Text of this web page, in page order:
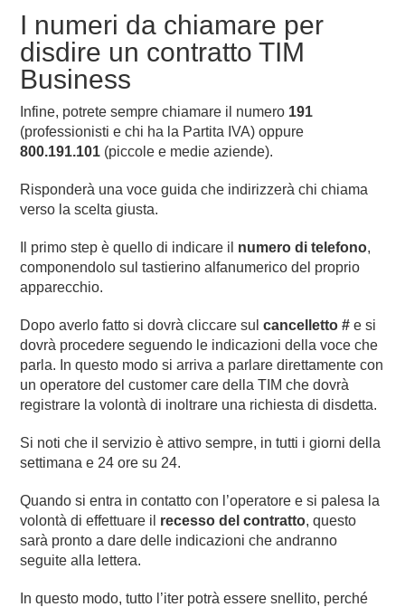
I numeri da chiamare per
disdire un contratto TIM
Business
Infine, potrete sempre chiamare il numero 191
(professionisti e chi ha la Partita IVA) oppure
800.191.101 (piccole e medie aziende).
Risponderà una voce guida che indirizzerà chi chiama
verso la scelta giusta.
Il primo step è quello di indicare il numero di telefono,
componendolo sul tastierino alfanumerico del proprio
apparecchio.
Dopo averlo fatto si dovrà cliccare sulcancelletto # e si
dovrà procedere seguendo le indicazioni della voce che
parla. In questo modo si arriva a parlare direttamente con
un operatore del customer care della TIM che dovrà
registrare la volontà di inoltrare una richiesta di disdetta.
Si noti che il servizio è attivo sempre, in tutti i giorni della
settimana e 24 ore su 24.
Quando si entra in contatto con l’operatore e si palesa la
volontà di effettuare il recesso del contratto, questo
sarà pronto a dare delle indicazioni che andranno
seguite alla lettera.
In questo modo, tutto l’iter potrà essere snellito, perché